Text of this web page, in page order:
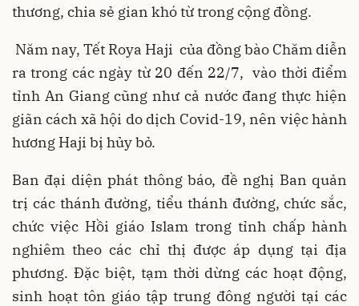
thương, chia sẻ gian khó từ trong cộng đồng.
Năm nay, Tết Roya Haji của đồng bào Chăm diễn
ra trong các ngày từ 20 đến 22/7, vào thời điểm
tỉnh An Giang cũng như cả nước đang thực hiện
giãn cách xã hội do dịch Covid-19, nên việc hành
hương Haji bị hủy bỏ.
Ban đại diện phát thông báo, đề nghị Ban quản
trị các thánh đường, tiểu thánh đường, chức sắc,
chức việc Hồi giáo Islam trong tỉnh chấp hành
nghiêm theo các chỉ thị được áp dụng tại địa
phương. Đặc biệt, tạm thời dừng các hoạt động,
sinh hoạt tôn giáo tập trung đông người tại các